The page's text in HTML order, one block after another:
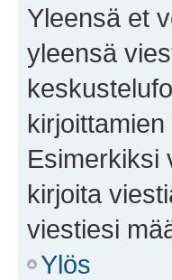
Yleensä et
yleensä
Esimerkiksi
kirjoita
viestiesi
Ylös